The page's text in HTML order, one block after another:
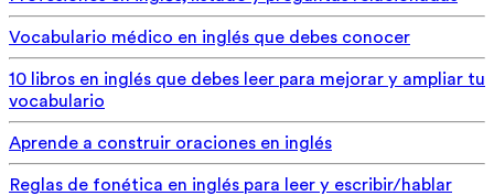
Vocabulario médico en inglés que debes conocer
10 libros en inglés que debes leer para mejorar y ampliar tu
vocabulario
Aprende a construir oraciones en inglés
Reglas de fonética en inglés para leer y escribir/hablar